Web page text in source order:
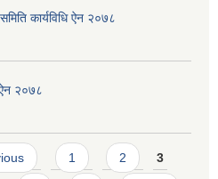
कार्यविधि ऐन २०७८
२०७८
1 2 3